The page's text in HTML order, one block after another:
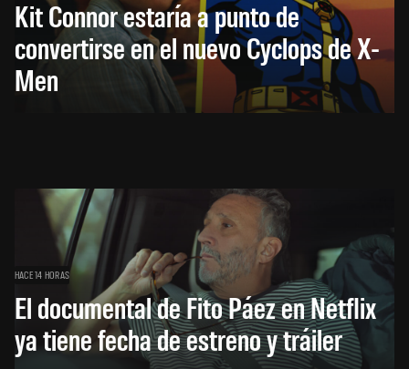
Kit Connor estaría a punto de
convertirse en el nuevo Cyclops de X-
Men
HACE 14 HORAS
El documental de Fito Páez en Netflix
ya tiene fecha de estreno y tráiler